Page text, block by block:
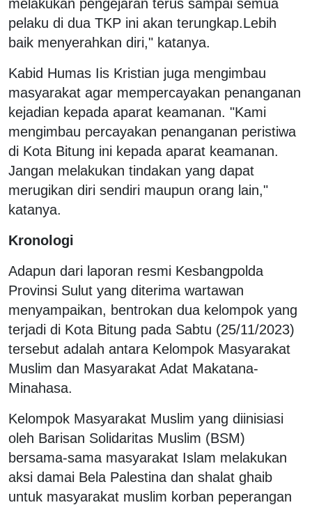
melakukan pengejaran terus sampai semua
pelaku di dua TKP ini akan terungkap.Lebih
baik menyerahkan diri," katanya.
Kabid Humas Iis Kristian juga mengimbau
masyarakat agar mempercayakan penanganan
kejadian kepada aparat keamanan. "Kami
mengimbau percayakan penanganan peristiwa
di Kota Bitung ini kepada aparat keamanan.
Jangan melakukan tindakan yang dapat
merugikan diri sendiri maupun orang lain,"
katanya.
Kronologi
Adapun dari laporan resmi Kesbangpolda
Provinsi Sulut yang diterima wartawan
menyampaikan, bentrokan dua kelompok yang
terjadi di Kota Bitung pada Sabtu (25/11/2023)
tersebut adalah antara Kelompok Masyarakat
Muslim dan Masyarakat Adat Makatana-
Minahasa.
Kelompok Masyarakat Muslim yang diinisiasi
oleh Barisan Solidaritas Muslim (BSM)
bersama-sama masyarakat Islam melakukan
aksi damai Bela Palestina dan shalat ghaib
untuk masyarakat muslim korban peperangan